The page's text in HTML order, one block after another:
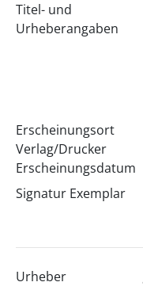
Titel- und
Urheberangaben
Erscheinungsort
Verlag/Drucker
Erscheinungsdatum
Signatur Exemplar
Urheber